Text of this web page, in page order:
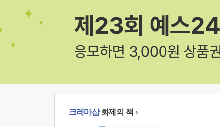
크레마샵화제의 책